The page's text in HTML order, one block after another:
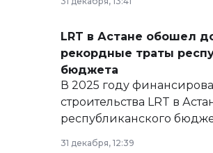
сайте маслихат города.
LRT в Астане обошел
рекордные траты
бюджета
В 2025 году
строительства LRT в
республиканского
рекордных объемов.
31 декабря, 12:39